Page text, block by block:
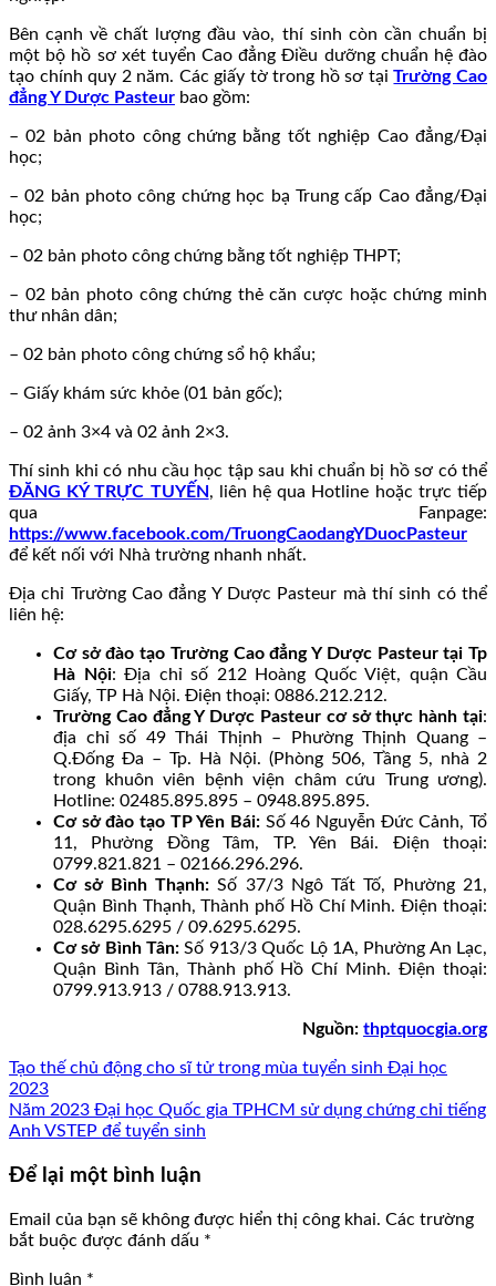
Bên cạnh về chất lượng đầu vào, thí sinh còn cần chuẩn bị
một bộ hồ sơ xét tuyển Cao đẳng Điều dưỡng chuẩn hệ đào
tạo chính quy 2 năm. Các giấy tờ trong hồ sơ tạiTrường Cao
đẳng Y Dược Pasteur bao gồm:
– 02 bản photo công chứng bằng tốt nghiệp Cao đẳng/Đại
học;
– 02 bản photo công chứng học bạ Trung cấp Cao đẳng/Đại
học;
– 02 bản photo công chứng bằng tốt nghiệp THPT;
– 02 bản photo công chứng thẻ căn cược hoặc chứng minh
thư nhân dân;
– 02 bản photo công chứng sổ hộ khẩu;
– Giấy khám sức khỏe (01 bản gốc);
– 02 ảnh 3×4 và 02 ảnh 2×3.
Thí sinh khi có nhu cầu học tập sau khi chuẩn bị hồ sơ có thể
ĐĂNG KÝ TRỰC TUYẾN, liên hệ qua Hotline hoặc trực tiếp
qua Fanpage:
https://www.facebook.com/TruongCaodangYDuocPasteur
để kết nối với Nhà trường nhanh nhất.
Địa chỉ Trường Cao đẳng Y Dược Pasteur mà thí sinh có thể
liên hệ:
Cơ sở đào tạo Trường Cao đẳng Y Dược Pasteur tại Tp
Hà Nội: Địa chỉ số 212 Hoàng Quốc Việt, quận Cầu
Giấy, TP Hà Nội. Điện thoại: 0886.212.212.
Trường Cao đẳng Y Dược Pasteur cơ sở thực hành tại:
địa chỉ số 49 Thái Thịnh – Phường Thịnh Quang –
Q.Đống Đa – Tp. Hà Nội. (Phòng 506, Tầng 5, nhà 2
trong khuôn viên bệnh viện châm cứu Trung ương).
Hotline: 02485.895.895 – 0948.895.895.
Cơ sở đào tạo TP Yên Bái: Số 46 Nguyễn Đức Cảnh, Tổ
11, Phường Đồng Tâm, TP. Yên Bái. Điện thoại:
0799.821.821 – 02166.296.296.
Cơ sở Bình Thạnh: Số 37/3 Ngô Tất Tố, Phường 21,
Quận Bình Thạnh, Thành phố Hồ Chí Minh. Điện thoại:
028.6295.6295 / 09.6295.6295.
Cơ sở Bình Tân: Số 913/3 Quốc Lộ 1A, Phường An Lạc,
Quận Bình Tân, Thành phố Hồ Chí Minh. Điện thoại:
0799.913.913 / 0788.913.913.
Nguồn: thptquocgia.org
Tạo thế chủ động cho sĩ tử trong mùa tuyển sinh Đại học
2023
Năm 2023 Đại học Quốc gia TPHCM sử dụng chứng chỉ tiếng
Anh VSTEP để tuyển sinh
Để lại một bình luận
Email của bạn sẽ không được hiển thị công khai. Các trường
bắt buộc được đánh dấu *
Bình luận *